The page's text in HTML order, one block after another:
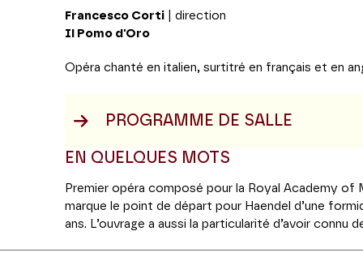
Francesco Corti | direction
Il Pomo d'Oro
Opéra chanté en italien, surtitré en français et en
PROGRAMME DE SALLE
EN QUELQUES MOTS
Premier opéra composé pour la Royal Academy of
marque le point de départ pour Haendel d’une
ans. L’ouvrage a aussi la particularité d’avoir connu